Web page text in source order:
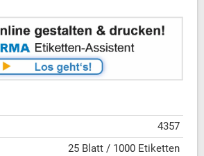
4357
25 Blatt / 1000 Etiketten